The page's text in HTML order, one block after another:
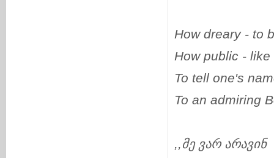
How dreary - to
How public -
To tell one's
To an admiring
,,მე ვარ არავინ